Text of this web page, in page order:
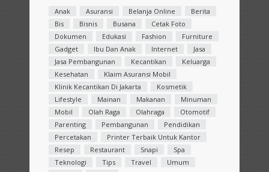
Anak Asuransi Belanja Online
Berita
Bis
Bisnis Busana
Cetak Foto
Dokumen
Edukasi Fashion
Furniture
Gadget
Ibu Dan Anak Internet
Jasa
Jasa Pembangunan
Kecantikan
Keluarga
Kesehatan
Klaim Asuransi Mobil
Klinik Kecantikan Di Jakarta
Kosmetik
Lifestyle
Mainan Makanan
Minuman
Mobil
Olah Raga Olahraga
Otomotif
Parenting
Pembangunan
Pendidikan
Percetakan
Printer Terbaik Untuk Kantor
Resep
Restaurant Snapi
Spa
Teknologi
Tips Travel
Umum